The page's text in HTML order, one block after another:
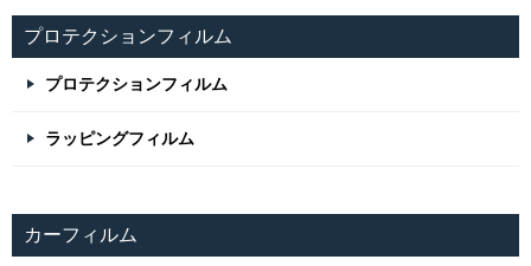
プロテクションフィルム
プロテクションフィルム
ラッピングフィルム
カーフィルム